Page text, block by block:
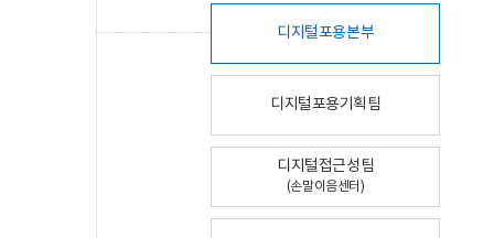
디지털포용본부
디지털포용기획팀
디지털접근성팀
(손말이음센터)